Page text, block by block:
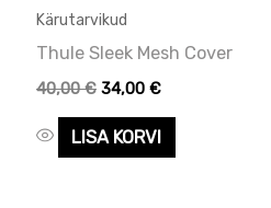
Kärutarvikud
Thule Sleek Mesh Cover
40,00€ 34,00 €
LISA KORVI